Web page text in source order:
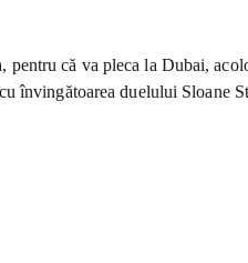
că va pleca la Dubai,
învingătoarea duelului Sloane